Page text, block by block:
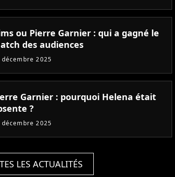
ou Pierre Garnier : qui a gagné le
des audiences
décembre 2025
Garnier : pourquoi Helena était
?
décembre 2025
LES ACTUALITÉS